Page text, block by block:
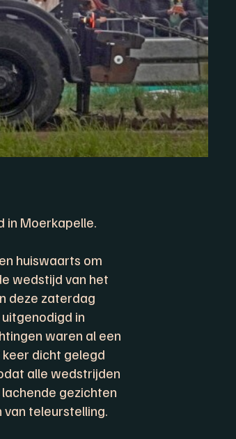
in Moerkapelle.
huiswaarts om
wedstijd van het
deze zaterdag
in
waren al een
dicht gelegd
alle wedstrijden
gezichten
teleurstelling.